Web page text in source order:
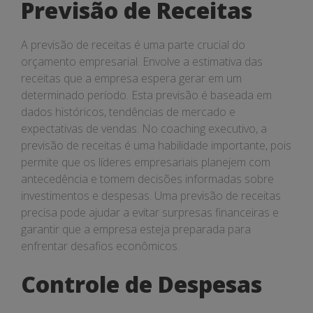
Previsão de Receitas
A previsão de receitas é uma parte crucial do
orçamento empresarial. Envolve a estimativa das
receitas que a empresa espera gerar em um
determinado período. Esta previsão é baseada em
dados históricos, tendências de mercado e
expectativas de vendas. No coaching executivo, a
previsão de receitas é uma habilidade importante, pois
permite que os líderes empresariais planejem com
antecedência e tomem decisões informadas sobre
investimentos e despesas. Uma previsão de receitas
precisa pode ajudar a evitar surpresas financeiras e
garantir que a empresa esteja preparada para
enfrentar desafios econômicos.
Controle de Despesas